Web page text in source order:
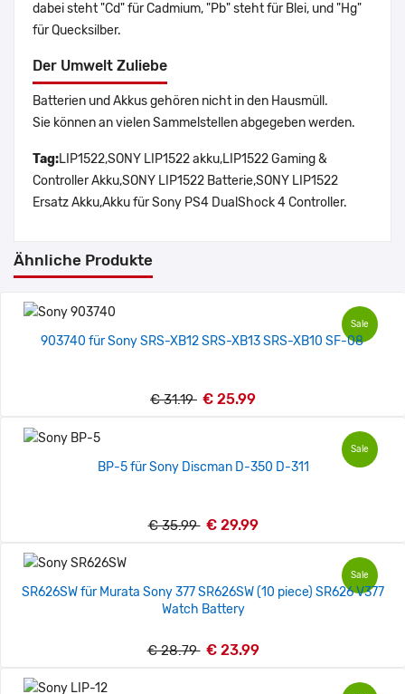
dabei steht "Cd" für Cadmium, "Pb" steht für Blei, und "Hg"
für Quecksilber.
Der Umwelt Zuliebe
Batterien und Akkus gehören nicht in den Hausmüll.
Sie können an vielen Sammelstellen abgegeben werden.
Tag:LIP1522,SONY LIP1522 akku,LIP1522 Gaming &
Controller Akku,SONY LIP1522 Batterie,SONY LIP1522
Ersatz Akku,Akku für Sony PS4 DualShock 4 Controller.
Ähnliche Produkte
Sale
903740 für Sony SRS-XB12 SRS-XB13 SRS-XB10 SF-08
€ 31.19 € 25.99
Sale
BP-5 für Sony Discman D-350 D-311
€ 35.99 € 29.99
Sale
SR626SW für Murata Sony 377 SR626SW (10 piece) SR626 V377
Watch Battery
€ 28.79 € 23.99